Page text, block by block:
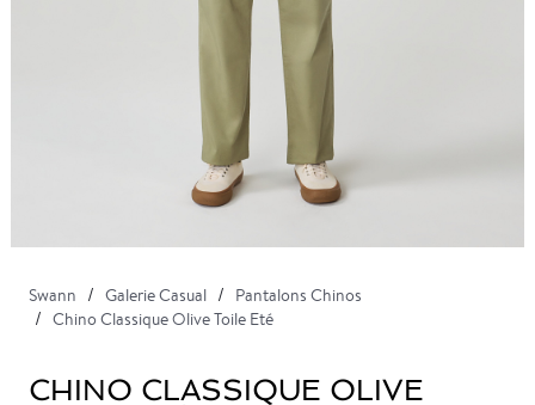
Swann Galerie Casual
Pantalons Chinos
Chino Classique Olive Toile Eté
CHINO CLASSIQUE OLIVE